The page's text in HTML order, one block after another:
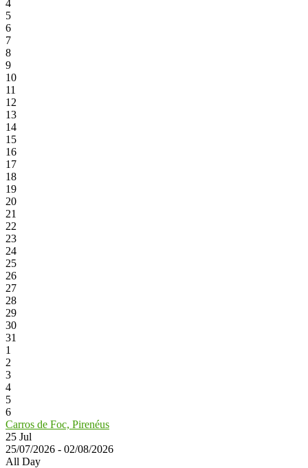
4
5
6
7
8
9
10
11
12
13
14
15
16
17
18
19
20
21
22
23
24
25
26
27
28
29
30
31
1
2
3
4
5
6
Carros de Foc, Pirenéus
25 Jul
25/07/2026 - 02/08/2026
All Day